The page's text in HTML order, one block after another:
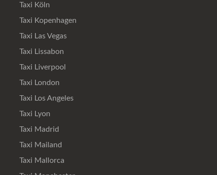
Taxi Köln
Taxi Kopenhagen
Taxi Las Vegas
Taxi Lissabon
Taxi Liverpool
Taxi London
Taxi Los Angeles
Taxi Lyon
Taxi Madrid
Taxi Mailand
Taxi Mallorca